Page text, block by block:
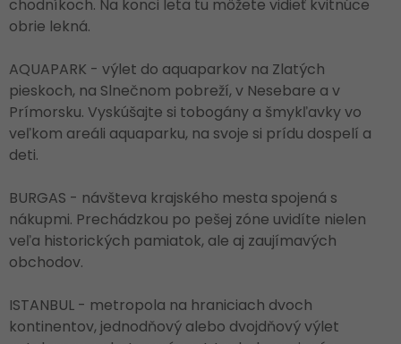
chodníkoch. Na konci leta tu môžete vidieť kvitnúce
obrie lekná.
AQUAPARK - výlet do aquaparkov na Zlatých
pieskoch, na Slnečnom pobreží, v Nesebare a v
Prímorsku. Vyskúšajte si tobogány a šmykľavky vo
veľkom areáli aquaparku, na svoje si prídu dospelí a
deti.
BURGAS - návšteva krajského mesta spojená s
nákupmi. Prechádzkou po pešej zóne uvidíte nielen
veľa historických pamiatok, ale aj zaujímavých
obchodov.
ISTANBUL - metropola na hraniciach dvoch
kontinentov, jednodňový alebo dvojdňový výlet